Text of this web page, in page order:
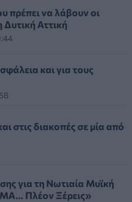
πρέπει να λάβουν οι
Αττική
και για τους
στις διακοπές σε μία από
για τη Νωτιαία Μυϊκή
Πλέον Ξέρεις»